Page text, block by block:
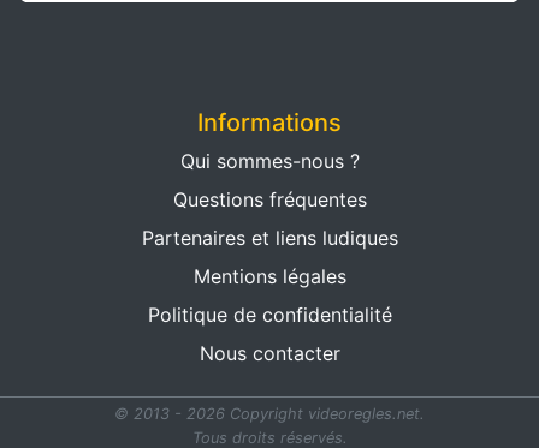
Informations
Qui sommes-nous ?
Questions fréquentes
Partenaires et liens ludiques
Mentions légales
Politique de confidentialité
Nous contacter
© 2013 - 2026 Copyright videoregles.net.
Tous droits réservés.